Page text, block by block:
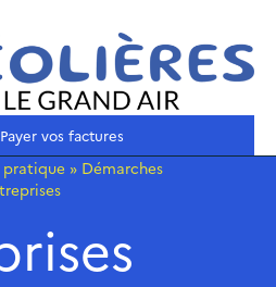
Payer vos factures
pratique » Démarches